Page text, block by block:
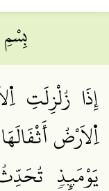
إِذَا زُلْزِلَتِ
اِ۬لَارْضُ أَثْقَالَهَا
يَوْمَئِذٖ